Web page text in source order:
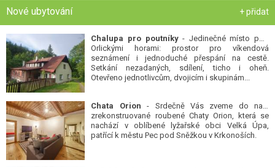
Nové ubytování + přidat
Chalupa pro poutníky- Jedinečné místo pod
Orlickými horami: prostor pro víkendová
seznámení i jednoduché přespání na cestě.
Setkání nezadaných, sdílení, ticho i oheň.
Otevřeno jednotlivcům, dvojicím i skupinám...
Chata Orion - Srdečně Vás zveme do naší
zrekonstruované roubené Chaty Orion, která se
nachází v oblíbené lyžařské obci Velká Úpa,
patřící k městu Pec pod Sněžkou v Krkonoších.